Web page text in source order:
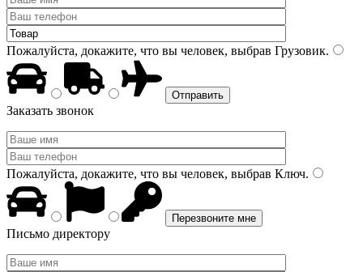
Пожалуйста, докажите, что вы человек, выбрав Грузовик.
Заказать звонок
Пожалуйста, докажите, что вы человек, выбрав Ключ.
Письмо директору